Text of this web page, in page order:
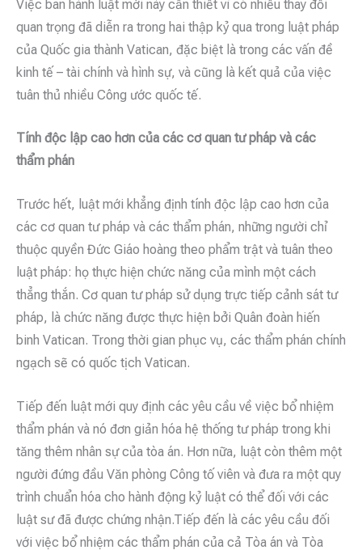
Việc ban hành luật mới này cần thiết vì có nhiều thay đổi
quan trọng đã diễn ra trong hai thập kỷ qua trong luật pháp
của Quốc gia thành Vatican, đặc biệt là trong các vấn đề
kinh tế – tài chính và hình sự, và cũng là kết quả của việc
tuân thủ nhiều Công ước quốc tế.
Tính độc lập cao hơn của các cơ quan tư pháp và các
thẩm phán
Trước hết, luật mới khẳng định tính độc lập cao hơn của
các cơ quan tư pháp và các thẩm phán, những người chỉ
thuộc quyền Đức Giáo hoàng theo phẩm trật và tuân theo
luật pháp: họ thực hiện chức năng của mình một cách
thẳng thắn. Cơ quan tư pháp sử dụng trực tiếp cảnh sát tư
pháp, là chức năng được thực hiện bởi Quân đoàn hiến
binh Vatican. Trong thời gian phục vụ, các thẩm phán chính
ngạch sẽ có quốc tịch Vatican.
Tiếp đến luật mới quy định các yêu cầu về việc bổ nhiệm
thẩm phán và nó đơn giản hóa hệ thống tư pháp trong khi
tăng thêm nhân sự của tòa án. Hơn nữa, luật còn thêm một
người đứng đầu Văn phòng Công tố viên và đưa ra một quy
trình chuẩn hóa cho hành động kỷ luật có thể đối với các
luật sư đã được chứng nhận.Tiếp đến là các yêu cầu đối
với việc bổ nhiệm các thẩm phán của cả Tòa án và Tòa